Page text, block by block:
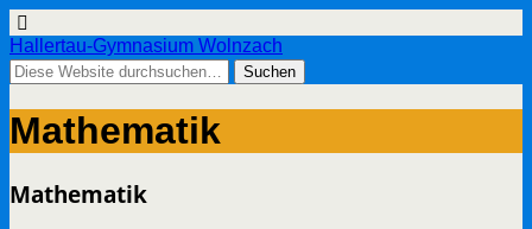
Hallertau-Gymnasium Wolnzach
Mathematik
Mathematik